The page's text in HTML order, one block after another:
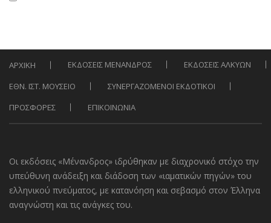
ΑΡΧΙΚΗ ΕΚΔΟΣΕΙΣ ΜΕΝΑΝΔΡΟΣ
ΕΚΔΟΣΕΙΣ ΑΛΚΥΩΝ
ΕΘΝ. ΙΣΤ. ΜΟΥΣΕΙΟ
ΣΥΝΕΡΓΑΖΟΜΕΝΟΙ ΕΚΔΟΤΙΚΟΙ
ΠΡΟΣΦΟΡΕΣ
ΕΠΙΚΟΙΝΩΝΙΑ
Οι εκδόσεις «Μένανδρος» ιδρύθηκαν με διαχρονικό στόχο την
υπεύθυνη ανάδειξη και διάδοση των «ιαματικών πηγών» του
ελληνικού πνεύματος, με κατανόηση και σεβασμό στον Έλληνα
αναγνώστη και τις ανάγκες του.